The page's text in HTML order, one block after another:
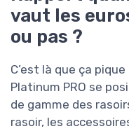
vaut les
ou pas ?
C’est là que ça
Platinum PRO se
de gamme des
rasoir, les